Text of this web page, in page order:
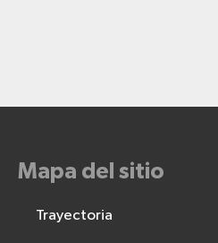
Mapa del sitio
Trayectoria